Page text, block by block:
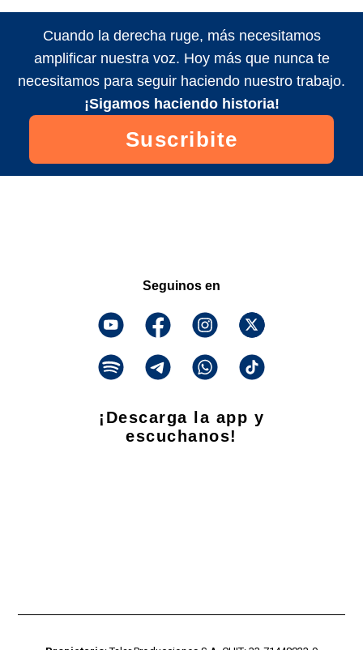
Cuando la derecha ruge, más necesitamos
amplificar nuestra voz. Hoy más que nunca te
necesitamos para seguir haciendo nuestro trabajo.
¡Sigamos haciendo historia!
Suscribite
Seguinos en
¡Descarga la app y
escuchanos!